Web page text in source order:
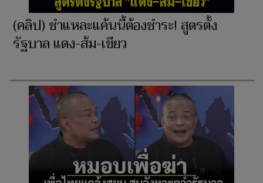
(คลิป) ชำแหละแค้นนี้ต้องชำระ! สูตรตั้ง
รัฐบาล แดง-ส้ม-เขียว